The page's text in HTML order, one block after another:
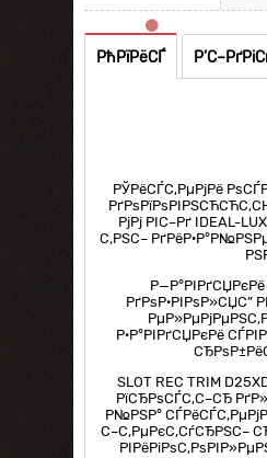
РћРїРёСЃ
РЎРёСЃС‚РµРјРё
РјРј РІС–Рґ IDEAL-
С‚РЅС–
РґРѕР·РІРѕР»СЏС”
Р·Р°РІРґСЏРєРё
SLOT REC TRIM
РїСЂРѕСЃС‚С–СЂ
Р№РЅР°
С–С‚РµРєС‚СѓСЂРЅС–